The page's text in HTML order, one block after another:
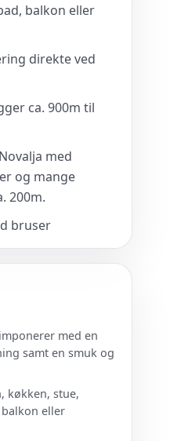
balkon eller
direkte ved
ca. 900m til
med
og mange
200m.
bruser
med en
samt en smuk og
køkken, stue,
eller